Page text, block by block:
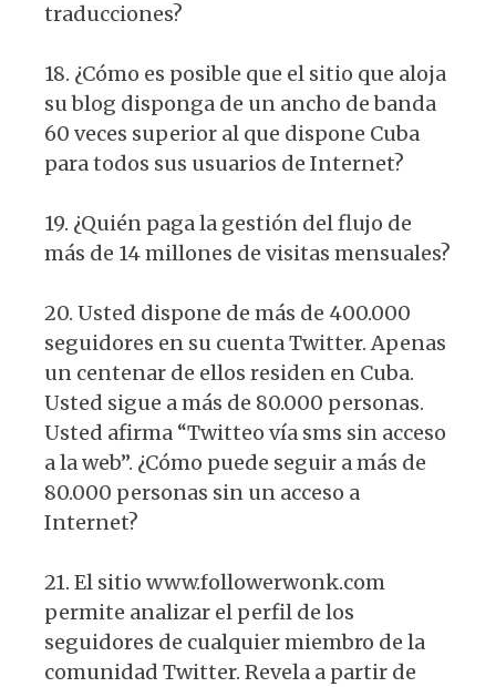
traducciones?
18. ¿Cómo es posible que el sitio que aloja
su blog disponga de un ancho de banda
60 veces superior al que dispone Cuba
para todos sus usuarios de Internet?
19. ¿Quién paga la gestión del flujo de
más de 14 millones de visitas mensuales?
20. Usted dispone de más de 400.000
seguidores en su cuenta Twitter. Apenas
un centenar de ellos residen en Cuba.
Usted sigue a más de 80.000 personas.
Usted afirma “Twitteo vía sms sin acceso
a la web”. ¿Cómo puede seguir a más de
80.000 personas sin un acceso a
Internet?
21. El sitio www.followerwonk.com
permite analizar el perfil de los
seguidores de cualquier miembro de la
comunidad Twitter. Revela a partir de